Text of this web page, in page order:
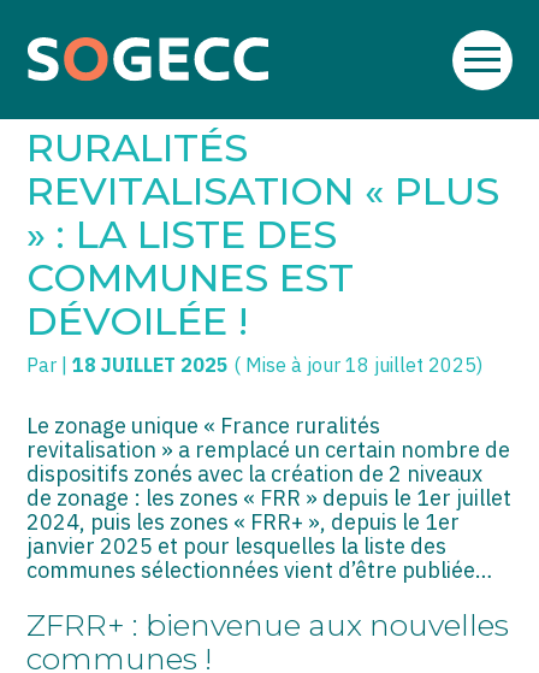
Aller
SOGECC – Coignières
SOGECC – Noisy
SOGECC – République
SOGECC – Turbigo
TPE/PME
COMMERÇANTS
GROUPE
SCI / LMNP
PROFESSIONS LIBÉRALES
HOLDING
EXPATRIÉ NON RÉSIDANT
IMPATRIÉ / EXPATRIÉ
ASSOCIATIONS
SECTEUR AUDIOVISUEL
Créer et reprendre une activité
Gérer votre quotidien
Piloter votre entreprise
Développer votre entreprise
Construire votre patrimoine
Être prêt pour la facturation
électronique
RURALITÉS
REVITALISATION « PLUS
» : LA LISTE DES
COMMUNES EST
DÉVOILÉE !
Par |18 JUILLET 2025 ( Mise à jour 18 juillet 2025)
Le zonage unique « France ruralités
revitalisation » a remplacé un certain nombre de
dispositifs zonés avec la création de 2 niveaux
de zonage : les zones « FRR » depuis le 1er juillet
2024, puis les zones « FRR+ », depuis le 1er
janvier 2025 et pour lesquelles la liste des
communes sélectionnées vient d’être publiée…
ZFRR+ : bienvenue aux nouvelles
communes !